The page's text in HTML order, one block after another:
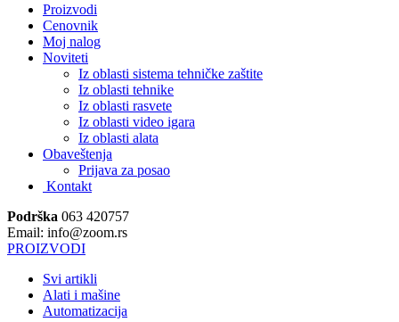
Proizvodi
Cenovnik
Moj nalog
Noviteti
Iz oblasti sistema tehničke zaštite
Iz oblasti tehnike
Iz oblasti rasvete
Iz oblasti video igara
Iz oblasti alata
Obaveštenja
Prijava za posao
Kontakt
Podrška 063 420757
Email: info@zoom.rs
PROIZVODI
Svi artikli
Alati i mašine
Automatizacija